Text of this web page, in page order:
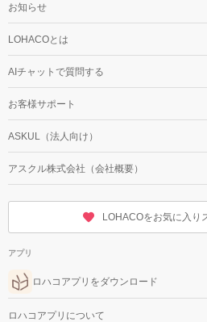
お知らせ
LOHACOとは
AIチャットで質問する
お客様サポート
ASKUL（法人向け）
アスクル株式会社（会社概要）
LOHACOをお気に入り
アプリ
ロハコアプリをダウンロード
ロハコアプリについて